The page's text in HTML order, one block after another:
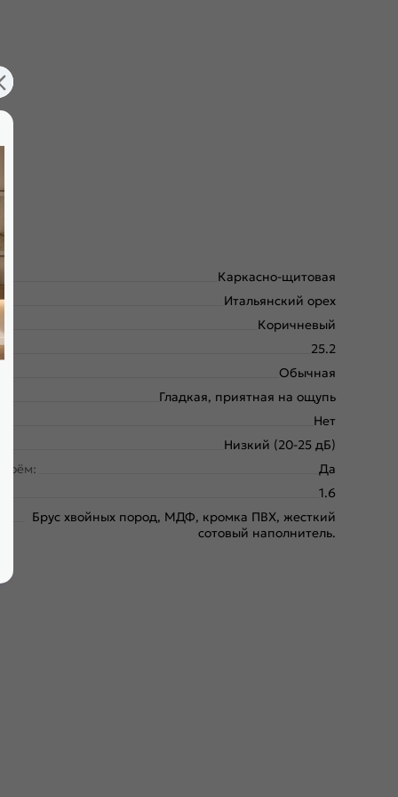
Каркасно-щитовая
Итальянский орех
Коричневый
25.2
Обычная
Гладкая, приятная на ощупь
Нет
Низкий (20-25 дБ)
Да
1.6
Брус хвойных пород, МДФ, кромка ПВХ, жесткий
сотовый наполнитель.